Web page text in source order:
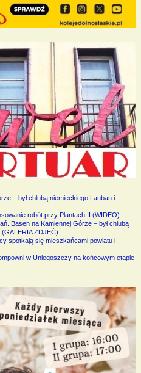
– był chlubą niemieckiego Lauban i
robót przy Plantach II (WIDEO)
Basen na Kamiennej Górze – był chlubą
ZDJĘĆ)
spotkają się mieszkańcami powiatu i
w Uniegoszczy na końcowym etapie